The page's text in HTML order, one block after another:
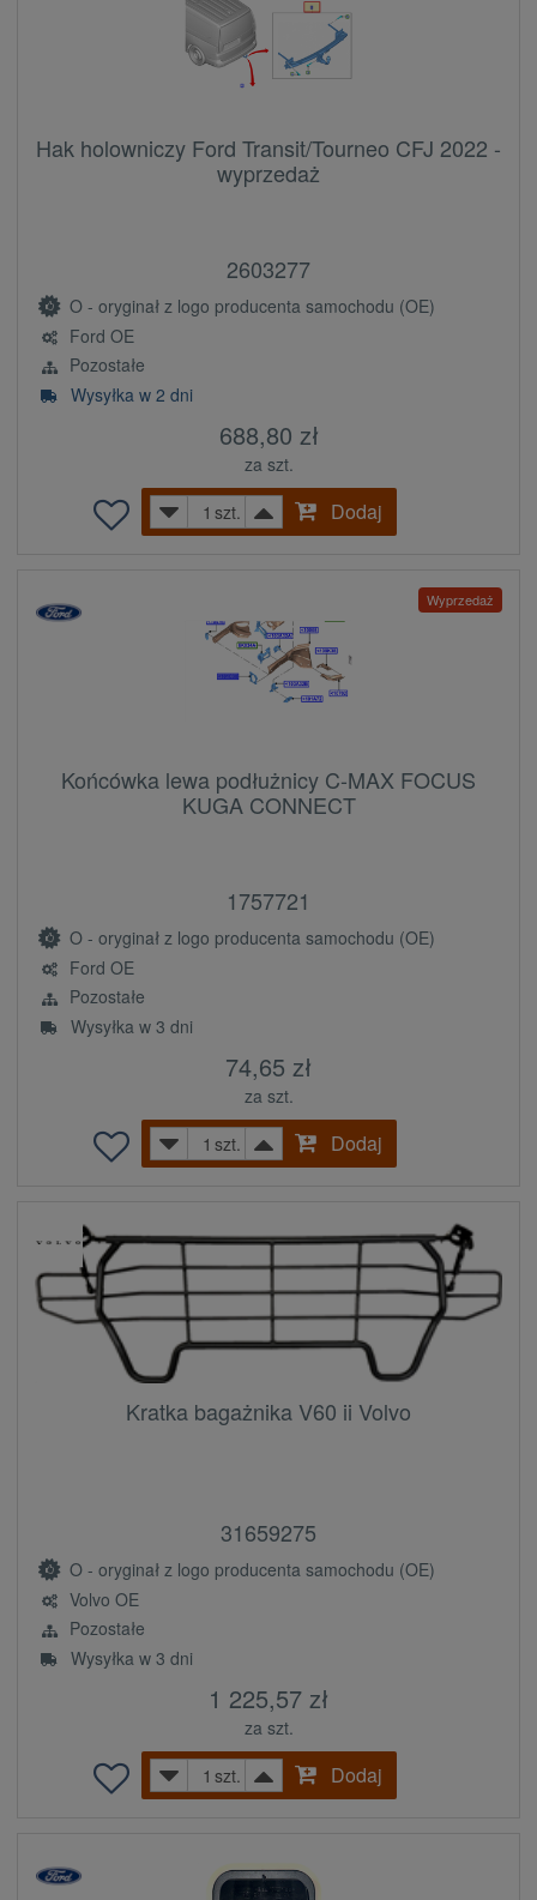
Hak holowniczy Ford Transit/Tourneo CFJ 2022 -
wyprzedaż
2603277
O - oryginał z logo producenta samochodu (OE)
Ford OE
Pozostałe
Wysyłka w 2 dni
688,80 zł
za szt.
szt.
Dodaj
Wyprzedaż
Końcówka lewa podłużnicy C-MAX FOCUS
KUGA CONNECT
1757721
O - oryginał z logo producenta samochodu (OE)
Ford OE
Pozostałe
Wysyłka w 3 dni
74,65 zł
za szt.
szt.
Dodaj
Kratka bagażnika V60 ii Volvo
31659275
O - oryginał z logo producenta samochodu (OE)
Volvo OE
Pozostałe
Wysyłka w 3 dni
1 225,57 zł
za szt.
szt.
Dodaj